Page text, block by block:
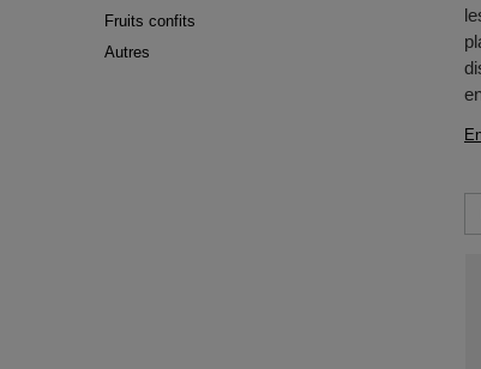
Fruits confits
Autres